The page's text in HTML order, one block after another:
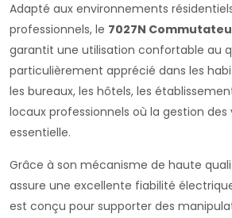
Adapté aux environnements
professionnels, le 7027N
garantit une utilisation confortable au
particulièrement apprécié dans les
les bureaux, les hôtels, les
locaux professionnels où la gestion
essentielle.
Grâce à son mécanisme de haute
assure une excellente fiabilité
est conçu pour supporter des